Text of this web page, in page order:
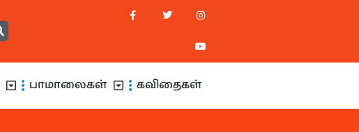
பாமாலைகள் கவிதைகள்